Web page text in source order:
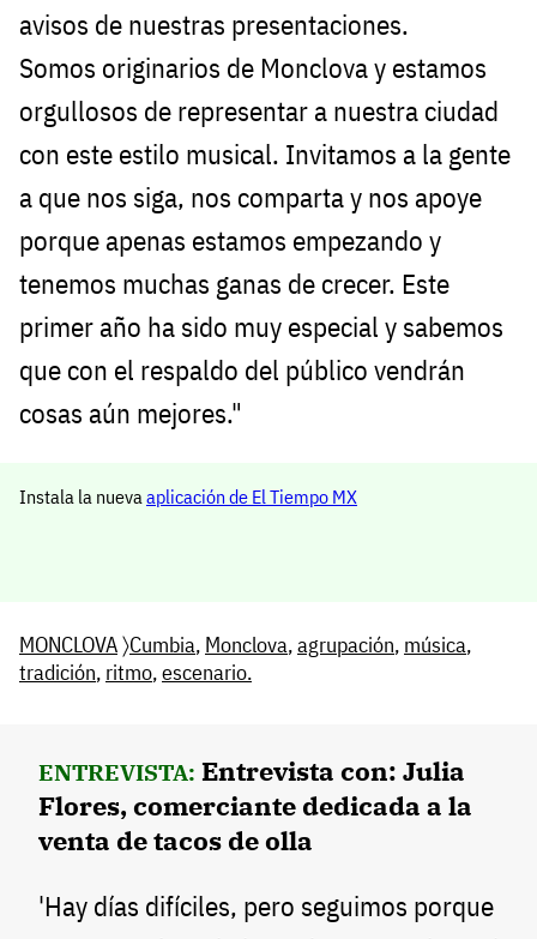
avisos de nuestras presentaciones.
Somos originarios de Monclova y estamos
orgullosos de representar a nuestra ciudad
con este estilo musical. Invitamos a la gente
a que nos siga, nos comparta y nos apoye
porque apenas estamos empezando y
tenemos muchas ganas de crecer. Este
primer año ha sido muy especial y sabemos
que con el respaldo del público vendrán
cosas aún mejores."
Instala la nueva aplicación de El Tiempo MX
MONCLOVA〉Cumbia, Monclova,agrupación, música,
tradición, ritmo,escenario.
ENTREVISTA: Entrevista con: Julia
Flores, comerciante dedicada a la
venta de tacos de olla
'Hay días difíciles, pero seguimos porque